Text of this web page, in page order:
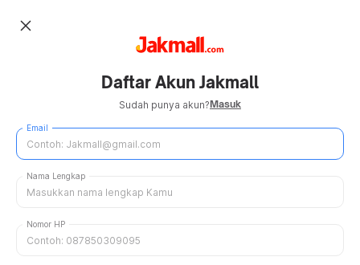
close
Daftar Akun Jakmall
Sudah punya akun?Masuk
Email
Nama Lengkap
Nomor HP